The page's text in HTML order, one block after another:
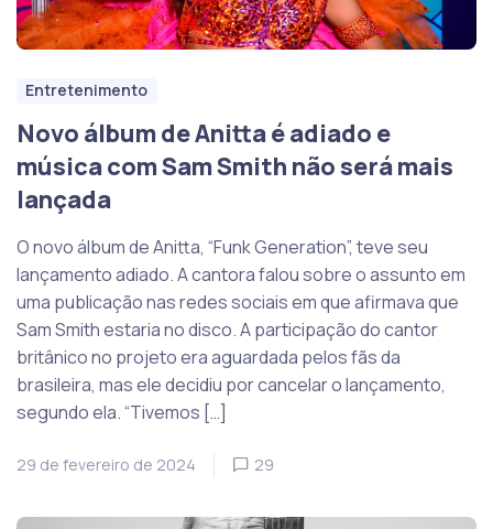
Entretenimento
Novo álbum de Anitta é adiado e
música com Sam Smith não será mais
lançada
O novo álbum de Anitta, “Funk Generation”, teve seu
lançamento adiado. A cantora falou sobre o assunto em
uma publicação nas redes sociais em que afirmava que
Sam Smith estaria no disco. A participação do cantor
britânico no projeto era aguardada pelos fãs da
brasileira, mas ele decidiu por cancelar o lançamento,
segundo ela. “Tivemos […]
29 de fevereiro de 2024 29